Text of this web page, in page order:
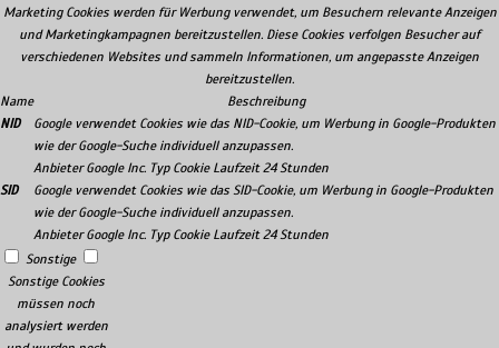
Marketing Cookies werden für Werbung verwendet, um Besuchern relevante Anzeigen
und Marketingkampagnen bereitzustellen. Diese Cookies verfolgen Besucher auf
verschiedenen Websites und sammeln Informationen, um angepasste Anzeigen
bereitzustellen.
Name
Beschreibung
NID
Google verwendet Cookies wie das NID-Cookie, um Werbung in Google-Produkten
wie der Google-Suche individuell anzupassen.
Anbieter Google Inc. Typ Cookie Laufzeit 24 Stunden
SID
Google verwendet Cookies wie das SID-Cookie, um Werbung in Google-Produkten
wie der Google-Suche individuell anzupassen.
Anbieter Google Inc. Typ Cookie Laufzeit 24 Stunden
Sonstige
Sonstige Cookies
müssen noch
analysiert werden